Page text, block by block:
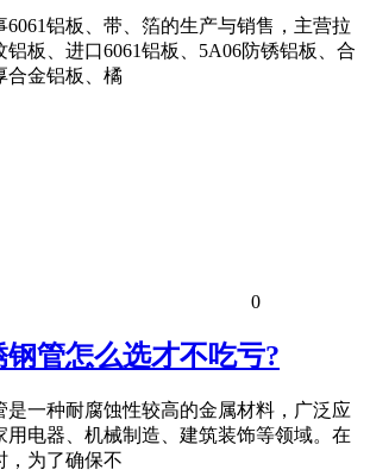
6061铝板、带、箔的生产与销售，主营拉
铝板、进口6061铝板、5A06防锈铝板、合
合金铝板、橘
0
管怎么选才不吃亏?
一种耐腐蚀性较高的金属材料，广泛应
用电器、机械制造、建筑装饰等领域。在
，为了确保不